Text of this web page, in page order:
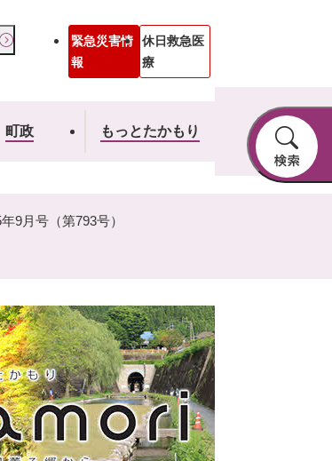
町政 もっとたかもり
緊急災害情
報
休日救急医
療
9月号（第793号）